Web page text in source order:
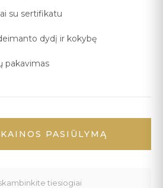
su sertifikatu
dydį ir kokybę
pakavimas
PASIŪLYMĄ
tiesiogiai